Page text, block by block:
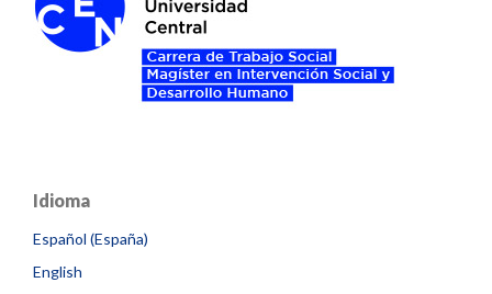
Idioma
Español (España)
English